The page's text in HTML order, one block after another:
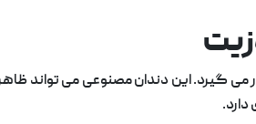
این دندان مصنوعی می تواند ظاهر